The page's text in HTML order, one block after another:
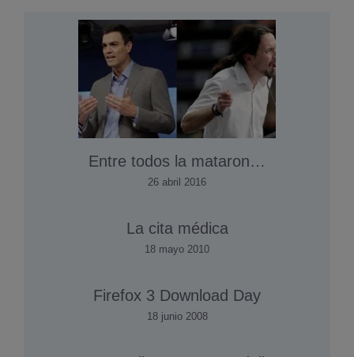
Entre todos la mataron…
26 abril 2016
La cita médica
18 mayo 2010
Firefox 3 Download Day
18 junio 2008